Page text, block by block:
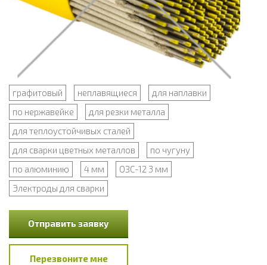
графитовый неплавящиеся
для наплавки
по нержавейке
для резки металла
для теплоустойчивых сталей
для сварки цветных металлов
по чугуну
по алюминию
4 мм
ОЗС-12 3 мм
Электроды для сварки
Отправить заявку
Перезвоните мне